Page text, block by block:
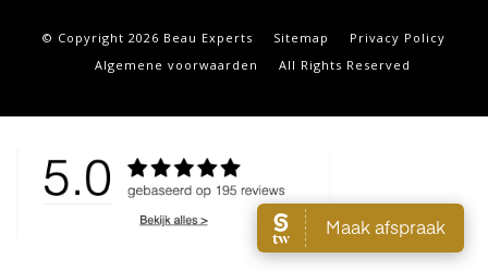
© Copyright 2026 Beau Experts Sitemap
Privacy Policy
Algemene voorwaarden
All Rights Reserved